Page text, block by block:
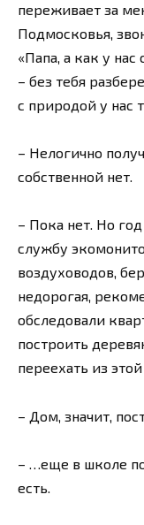
переживает за
Подмосковья,
«Папа, а как у
– без тебя
с природой у нас
– Нелогично
собственной нет.
– Пока нет. Но
службу
воздуховодов,
недорогая,
обследовали
построить
переехать из
– Дом, значит,
– …еще в школе
есть.